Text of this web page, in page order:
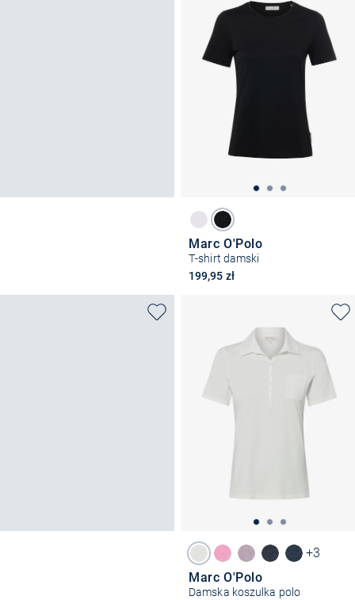
Marc O'Polo
T-shirt damski
199,95 zł
+3
Marc O'Polo
Damska koszulka polo